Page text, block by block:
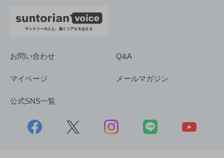
お問い合わせ Q&A
マイページ メールマガジン
公式SNS一覧